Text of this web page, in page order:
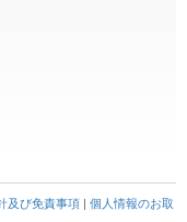
及び免責事項| 個人情報のお取